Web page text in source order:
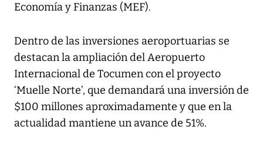
Economía y Finanzas (MEF).
Dentro de las inversiones aeroportuarias se
destacan la ampliación del Aeropuerto
Internacional de Tocumen con el proyecto
‘Muelle Norte’, que demandará una inversión de
$100 millones aproximadamente y que en la
actualidad mantiene un avance de 51%.